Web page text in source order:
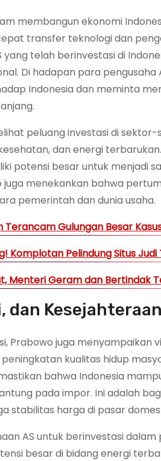
membangun ekonomi
transfer teknologi dan
telah berinvestasi di
Di hadapan para pengusaha
Indonesia dan meminta
peluang investasi di
dan energi
potensi besar untuk menjadi
menekankan bahwa
pemerintah dan dunia usaha.
Gulungan Besar
Komplotan Pelindung Situs
Menteri Geram dan Bertindak
dan
Prabowo juga menyampaikan
kualitas hidup
bahwa Indonesia
pada impor. Ini adalah
stabilitas harga di pasar
AS untuk berinvestasi
besar di bidang energi